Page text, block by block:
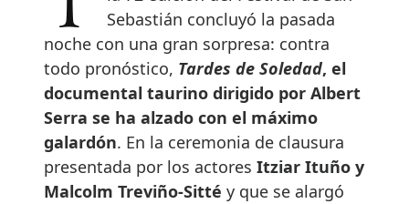
Sebastián concluyó la pasada
noche con una gran sorpresa: contra
todo pronóstico, Tardes de Soledad, el
documental taurino dirigido por Albert
Serra se ha alzado con el máximo
galardón. En la ceremonia de clausura
presentada por los actores Itziar Ituño y
Malcolm Treviño-Sitté y que se alargó